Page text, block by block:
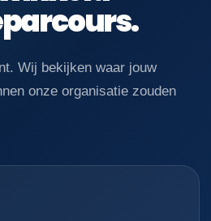
Wij bekijken waar jouw
onze organisatie zouden